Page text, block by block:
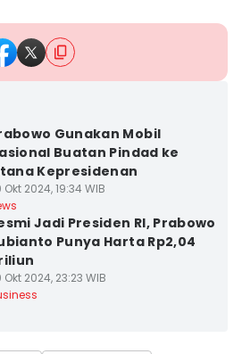
Gunakan Mobil
Buatan Pindad ke
Kepresidenan
Okt 2024, 19:34 WIB
Jadi Presiden RI, Prabowo
Punya Harta Rp2,04
Okt 2024, 23:23 WIB